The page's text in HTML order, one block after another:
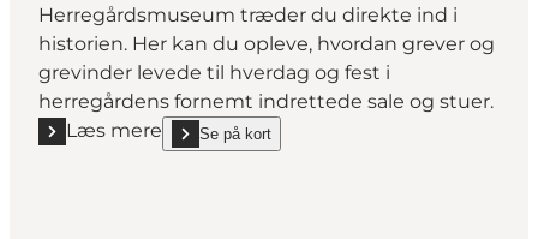
Herregårdsmuseum træder du direkte ind i
historien. Her kan du opleve, hvordan grever og
grevinder levede til hverdag og fest i
herregårdens fornemt indrettede sale og stuer.
Læs mere
Læs mere "Gammel Estrup Danmarks
Se på kort
show Gammel Estrup Danmarks